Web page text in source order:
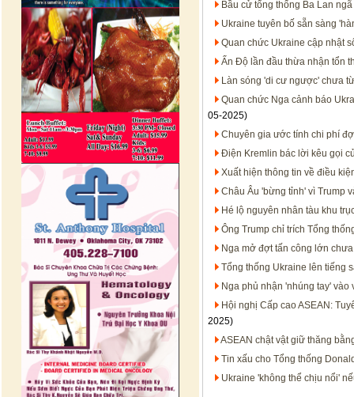
Bầu cử tổng thống Ba Lan
Ukraine tuyên bố sẵn sàng
Quan chức Ukraine cập nhật
Ấn Độ lần đầu thừa nhận tổn
Làn sóng 'di cư ngược' chưa
Quan chức Nga cảnh báo
05-2025)
Chuyên gia ước tính chi phí
Điện Kremlin bác lời kêu gọi
Xuất hiện thông tin về điều
Châu Âu 'bừng tỉnh' vì Trump
Hé lộ nguyên nhân tàu khu
Ông Trump chỉ trích Tổng
Nga mở đợt tấn công lớn
Tổng thống Ukraine lên tiếng
Nga phủ nhận 'nhúng tay'
Hội nghị Cấp cao ASEAN:
2025)
ASEAN chật vật giữ thăng
Tin xấu cho Tổng thống
Ukraine 'không thể chịu nổi'